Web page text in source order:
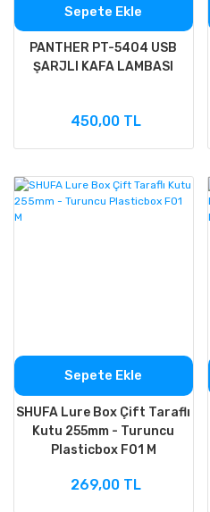
Sepete Ekle
PANTHER PT-5404 USB
ŞARJLI KAFA LAMBASI
450,00 TL
Sepete Ekle
SHUFA Lure Box Çift Taraflı
Kutu 255mm - Turuncu
Plasticbox F01 M
269,00 TL